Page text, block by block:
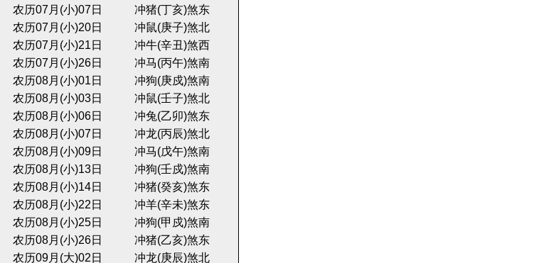
农历07月(小)07日
冲猪(丁亥)煞东
农历07月(小)20日
冲鼠(庚子)煞北
农历07月(小)21日
冲牛(辛丑)煞西
农历07月(小)26日
冲马(丙午)煞南
农历08月(小)01日
冲狗(庚戍)煞南
农历08月(小)03日
冲鼠(壬子)煞北
农历08月(小)06日
冲兔(乙卯)煞东
农历08月(小)07日
冲龙(丙辰)煞北
农历08月(小)09日
冲马(戊午)煞南
农历08月(小)13日
冲狗(壬戍)煞南
农历08月(小)14日
冲猪(癸亥)煞东
农历08月(小)22日
冲羊(辛未)煞东
农历08月(小)25日
冲狗(甲戍)煞南
农历08月(小)26日
冲猪(乙亥)煞东
农历09月(大)02日
冲龙(庚辰)煞北